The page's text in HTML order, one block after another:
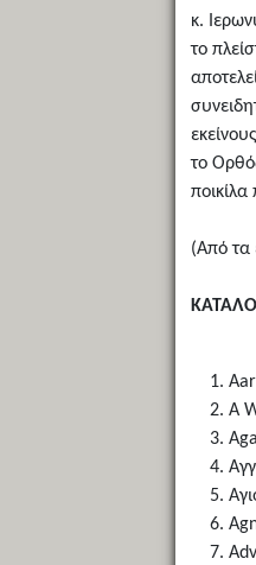
κ.
το
το
(Από τα
A